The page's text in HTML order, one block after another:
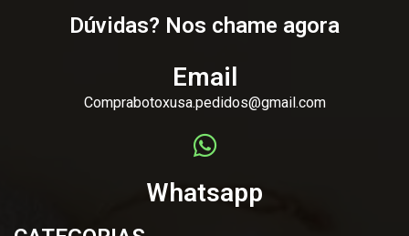
Dúvidas? Nos chame agora
Email
Comprabotoxusa.pedidos@gmail.com
Whatsapp